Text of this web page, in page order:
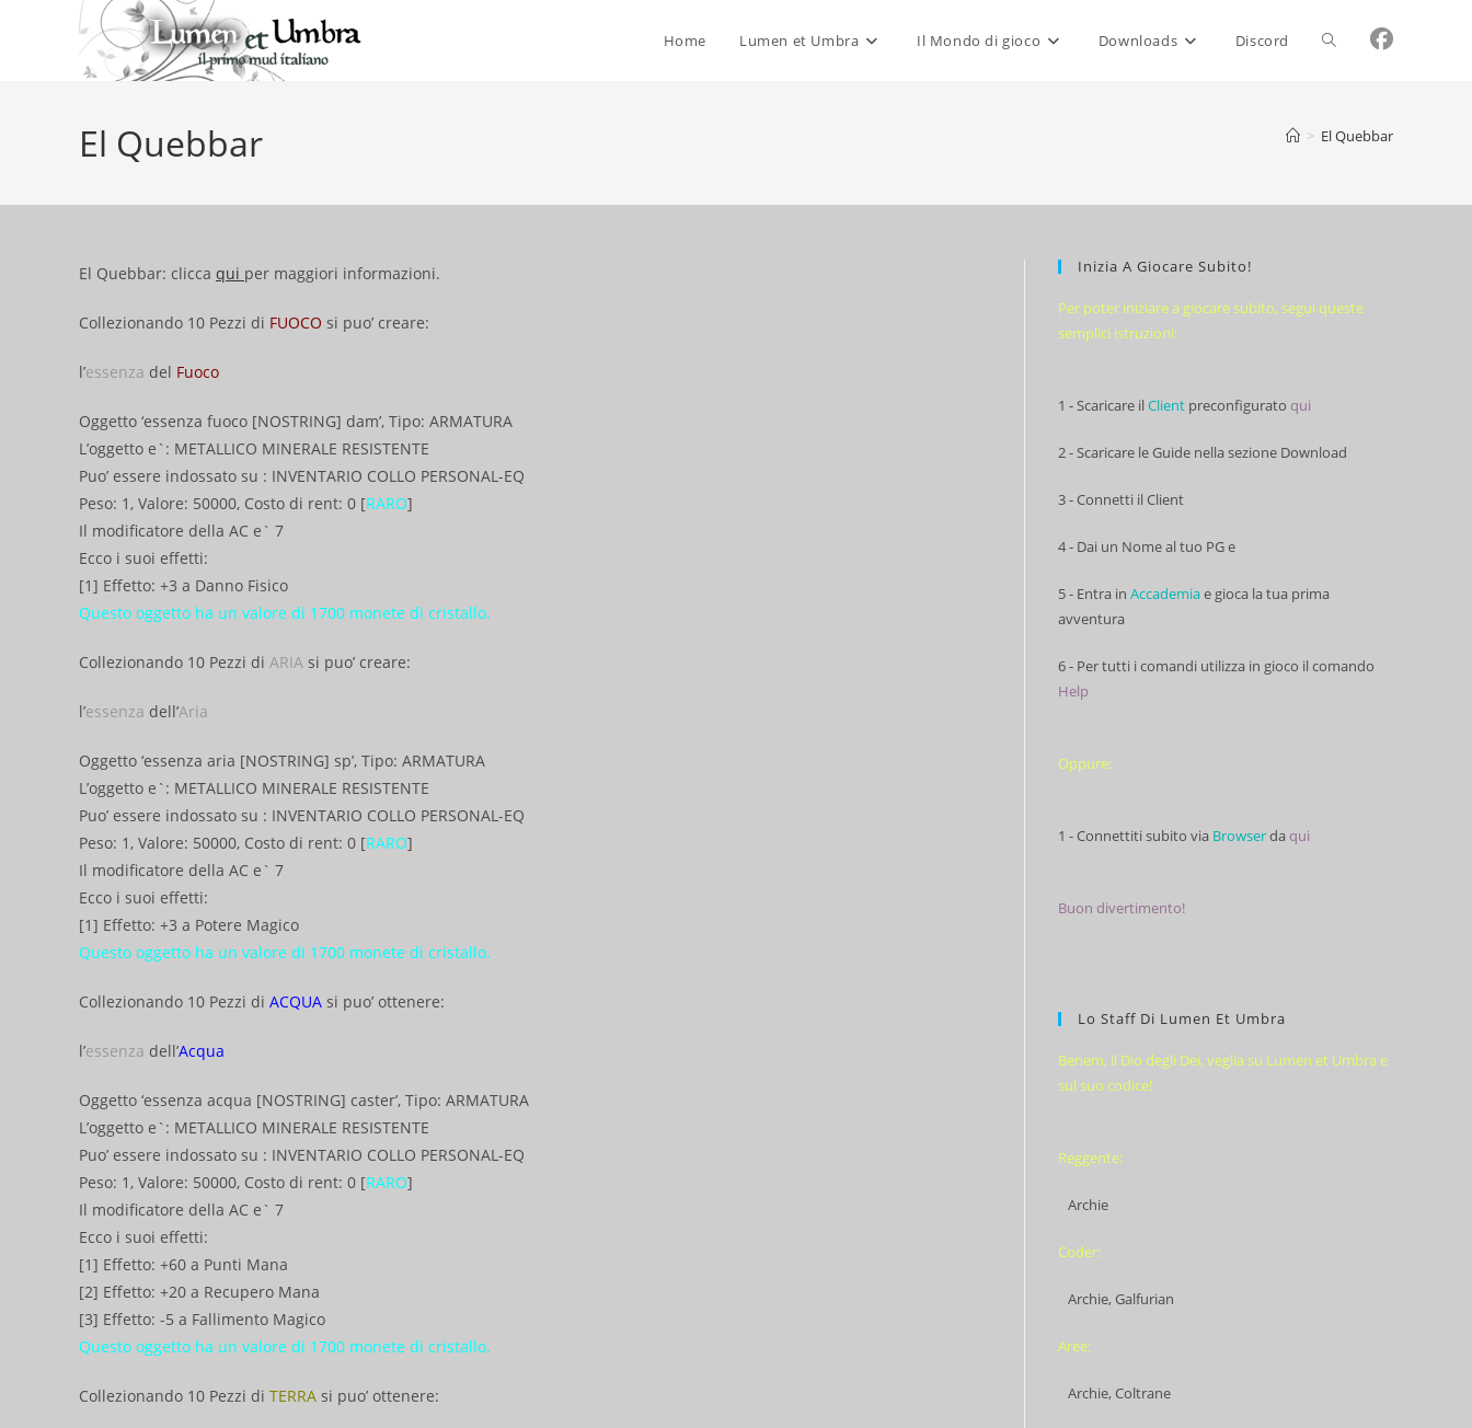
Home Lumen et Umbra Il Mondo di gioco Downloads Discord Attiva/disattiva
ricerca
web
El Quebbar > El Quebbar
El Quebbar: clicca qui per maggiori informazioni.
Collezionando 10 Pezzi di FUOCO si puo’ creare:
l’essenza del Fuoco
Oggetto ‘essenza fuoco [NOSTRING] dam’, Tipo: ARMATURA
L’oggetto e`: METALLICO MINERALE RESISTENTE
Puo’ essere indossato su : INVENTARIO COLLO PERSONAL-EQ
Peso: 1, Valore: 50000, Costo di rent: 0 [RARO]
Il modificatore della AC e` 7
Ecco i suoi effetti:
[1] Effetto: +3 a Danno Fisico
Questo oggetto ha un valore di 1700 monete di cristallo.
Collezionando 10 Pezzi di ARIA si puo’ creare:
l’essenza dell’Aria
Oggetto ‘essenza aria [NOSTRING] sp’, Tipo: ARMATURA
L’oggetto e`: METALLICO MINERALE RESISTENTE
Puo’ essere indossato su : INVENTARIO COLLO PERSONAL-EQ
Peso: 1, Valore: 50000, Costo di rent: 0 [RARO]
Il modificatore della AC e` 7
Ecco i suoi effetti:
[1] Effetto: +3 a Potere Magico
Questo oggetto ha un valore di 1700 monete di cristallo.
Collezionando 10 Pezzi di ACQUA si puo’ ottenere:
l’essenza dell’Acqua
Oggetto ‘essenza acqua [NOSTRING] caster’, Tipo: ARMATURA
L’oggetto e`: METALLICO MINERALE RESISTENTE
Puo’ essere indossato su : INVENTARIO COLLO PERSONAL-EQ
Peso: 1, Valore: 50000, Costo di rent: 0 [RARO]
Il modificatore della AC e` 7
Ecco i suoi effetti:
[1] Effetto: +60 a Punti Mana
[2] Effetto: +20 a Recupero Mana
[3] Effetto: -5 a Fallimento Magico
Questo oggetto ha un valore di 1700 monete di cristallo.
Collezionando 10 Pezzi di TERRA si puo’ ottenere:
Inizia A Giocare Subito!
Per poter iniziare a giocare subito, segui queste
semplici istruzioni:
1 - Scaricare il Client preconfigurato qui
2 - Scaricare le Guide nella sezione Download
3 - Connetti il Client
4 - Dai un Nome al tuo PG e
5 - Entra in Accademiae gioca la tua prima
avventura
6 - Per tutti i comandi utilizza in gioco il comando
Help
Oppure:
1 - Connettiti subito via Browserda qui
Buon divertimento!
Lo Staff Di Lumen Et Umbra
Benem, il Dio degli Dei, veglia su Lumen et Umbra e
sul suo codice!
Reggente:
Archie
Coder:
Archie, Galfurian
Aree:
Archie, Coltrane